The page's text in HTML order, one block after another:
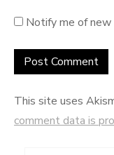
Notify me of
This site uses
comment data is